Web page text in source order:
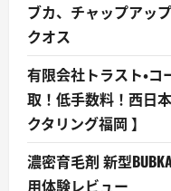
ブカ、チャップアッ
クオス
有限会社トラスト・
取！低手数料！西日
クタリング福岡 】
濃密育毛剤 新型
用体験レビュー